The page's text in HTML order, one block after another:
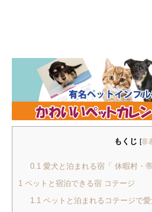
もくじ [非
0.1 愛犬と泊まれる宿「 休暇村・
1 ペットと宿泊できる宿 コテージ
1.1 ペットと泊まれるコテージで